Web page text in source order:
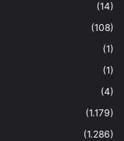
(14)
(108)
(1)
(1)
(4)
(1.179)
(1.286)